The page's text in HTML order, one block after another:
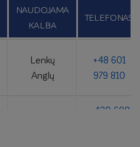
NAUDOJAMA
KALBA
TELEFONAS
Lenkų
Anglų
+48 601
979 810
+420 608